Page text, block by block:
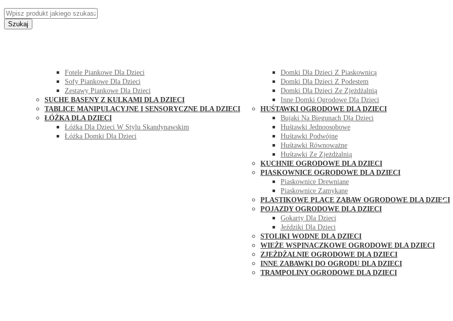
Szukaj
Fotele Piankowe Dla Dzieci
Sofy Piankowe Dla Dzieci
Zestawy Piankowe Dla Dzieci
SUCHE BASENY Z KULKAMI DLA DZIECI
TABLICE MANIPULACYJNE I SENSORYCZNE DLA DZIECI
ŁÓŻKA DLA DZIECI
Łóżka Dla Dzieci W Stylu Skandynawskim
Łóżka Domki Dla Dzieci
Domki Dla Dzieci Z Piaskownicą
Domki Dla Dzieci Z Podestem
Domki Dla Dzieci Ze Zjeżdżalnią
Inne Domki Ogrodowe Dla Dzieci
HUŚTAWKI OGRODOWE DLA DZIECI
Bujaki Na Biegunach Dla Dzieci
Huśtawki Jednoosobowe
Huśtawki Podwójne
Huśtawki Równoważne
Huśtawki Ze Zjeżdżalnią
KUCHNIE OGRODOWE DLA DZIECI
PIASKOWNICE OGRODOWE DLA DZIECI
Piaskownice Drewniane
Piaskownice Zamykane
PLASTIKOWE PLACE ZABAW OGRODOWE DLA DZIECI
POJAZDY OGRODOWE DLA DZIECI
Gokarty Dla Dzieci
Jeździki Dla Dzieci
STOLIKI WODNE DLA DZIECI
WIEŻE WSPINACZKOWE OGRODOWE DLA DZIECI
ZJEŻDŻALNIE OGRODOWE DLA DZIECI
INNE ZABAWKI DO OGRODU DLA DZIECI
TRAMPOLINY OGRODOWE DLA DZIECI